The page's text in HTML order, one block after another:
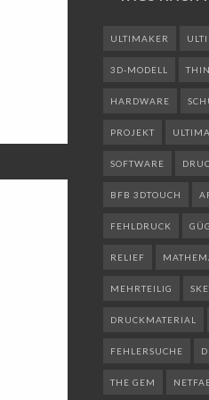
ULTIMAKER
3D-MODELL
HARDWARE
PROJEKT
SOFTWARE
BFB 3DTOUCH
FEHLDRUCK
RELIEF
MEHRTEILIG
DRUCKMATERIAL
FEHLERSUCHE
THE GEM